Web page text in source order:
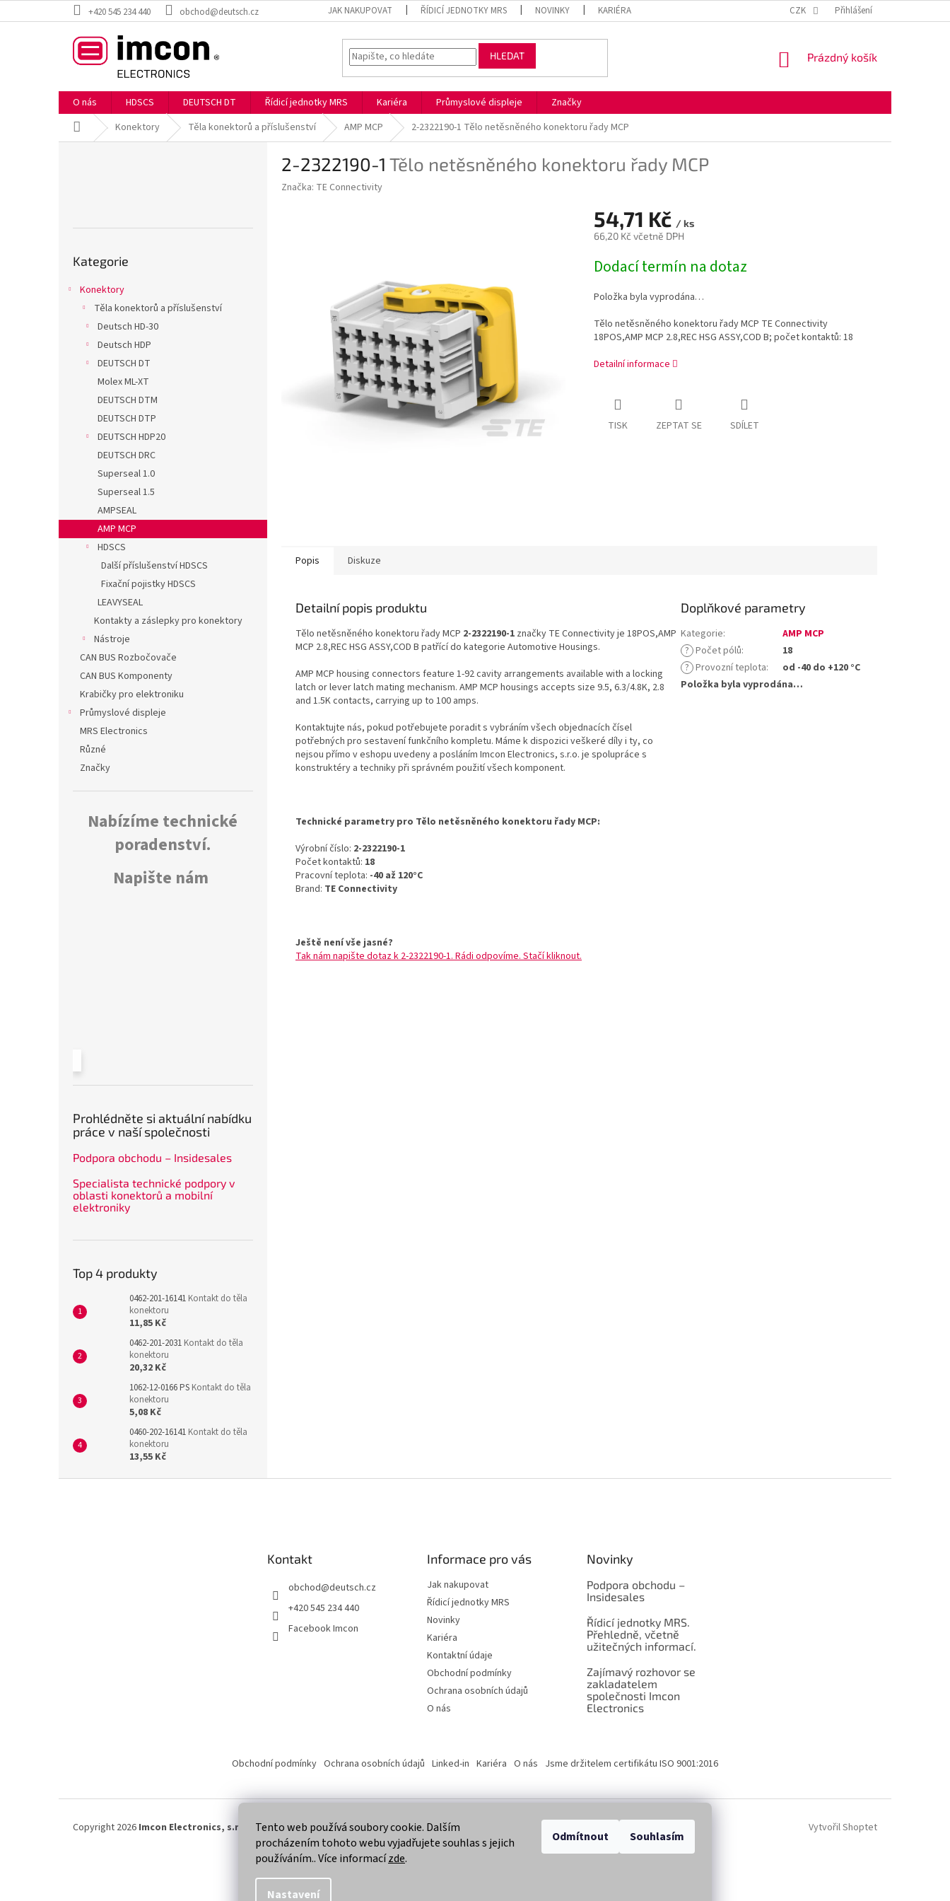
Tento web používá soubory cookie. Dalším
procházením tohoto webu vyjadřujete souhlas s jejich
používáním.. Více informacízde.
Nastavení
Odmítnout Souhlasím
na
+420 545 234 440 obchod@deutsch.cz JAK NAKUPOVAT ŘÍDICÍ JEDNOTKY MRS NOVINKY KARIÉRA OBCHODNÍ PODMÍNKY
CZK Přihlášení
HLEDAT
NÁKUPNÍ
Prázdný košík
O nás HDSCS DEUTSCH DT Řídicí jednotky MRS Kariéra Průmyslové displeje
Značky
Domů Konektory Těla konektorů a příslušenství AMP MCP 2-2322190-1 Tělo netěsněného konektoru řady MCP
kategorie
Kategorie
Konektory
Těla konektorů a příslušenství
Deutsch HD-30
Deutsch HDP
DEUTSCH DT
Molex ML-XT
DEUTSCH DTM
DEUTSCH DTP
DEUTSCH HDP20
DEUTSCH DRC
Superseal 1.0
Superseal 1.5
AMPSEAL
AMP MCP
HDSCS
Další příslušenství HDSCS
Fixační pojistky HDSCS
LEAVYSEAL
Kontakty a záslepky pro konektory
Nástroje
CAN BUS Rozbočovače
CAN BUS Komponenty
Krabičky pro elektroniku
Průmyslové displeje
MRS Electronics
Různé
Značky
Nabízíme technické
poradenství.
Napište nám
Prohlédněte si aktuální nabídku
práce v naší společnosti
Podpora obchodu – Insidesales
Specialista technické podpory v
oblasti konektorů a mobilní
elektroniky
Top 4 produkty
0462-201-16141 Kontakt do těla
konektoru
11,85 Kč
0462-201-2031 Kontakt do těla
konektoru
20,32 Kč
1062-12-0166 PS Kontakt do těla
konektoru
5,08 Kč
0460-202-16141 Kontakt do těla
konektoru
13,55 Kč
2-2322190-1 Tělo netěsněného konektoru řady MCP
Značka: TE Connectivity
54,71 Kč / ks
66,20 Kč včetně DPH
cena:
Dodací termín na dotaz
Položka byla vyprodána…
Tělo netěsněného konektoru řady MCP TE Connectivity
18POS,AMP MCP 2.8,REC HSG ASSY,COD B; počet kontaktů: 18
Detailní informace
TISK ZEPTAT SE SDÍLET
Popis Diskuze
Detailní popis produktu
Tělo netěsněného konektoru řady MCP 2-2322190-1 značky TE Connectivity je 18POS,AMP
MCP 2.8,REC HSG ASSY,COD B patřící do kategorie Automotive Housings.
AMP MCP housing connectors feature 1-92 cavity arrangements available with a locking
latch or lever latch mating mechanism. AMP MCP housings accepts size 9.5, 6.3/4.8K, 2.8
and 1.5K contacts, carrying up to 100 amps.
Kontaktujte nás, pokud potřebujete poradit s vybráním všech objednacích čísel
potřebných pro sestavení funkčního kompletu. Máme k dispozici veškeré díly i ty, co
nejsou přímo v eshopu uvedeny a posláním Imcon Electronics, s.r.o. je spolupráce s
konstruktéry a techniky při správném použití všech komponent.
Technické parametry pro Tělo netěsněného konektoru řady MCP:
Výrobní číslo: 2-2322190-1
Počet kontaktů: 18
Pracovní teplota: -40 až 120°C
Brand: TE Connectivity
Ještě není vše jasné?
Tak nám napište dotaz k 2-2322190-1. Rádi odpovíme. Stačí kliknout.
Doplňkové parametry
Kategorie:
AMP MCP
? Počet pólů:
18
? Provozní teplota:
od -40 do +120 °C
Položka byla vyprodána…
Kontakt
obchod@deutsch.cz
+420 545 234 440
Facebook Imcon
Informace pro vás
Jak nakupovat
Řídicí jednotky MRS
Novinky
Kariéra
Kontaktní údaje
Obchodní podmínky
Ochrana osobních údajů
O nás
Novinky
Podpora obchodu –
Insidesales
Řídicí jednotky MRS.
Přehledně, včetně
užitečných informací.
Zajímavý rozhovor se
zakladatelem
společnosti Imcon
Electronics
Obchodní podmínky Ochrana osobních údajů Linked-in Kariéra O nás Jsme držitelem certifikátu ISO 9001:2016
Vytvořil Shoptet
Copyright 2026 Imcon Electronics, s.r.o. . Všechna práva vyhrazena.